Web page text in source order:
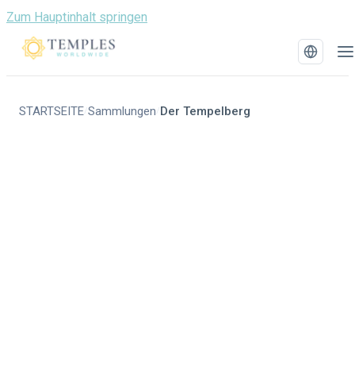
Zum Hauptinhalt springen
STARTSEITE/Sammlungen / Der Tempelberg